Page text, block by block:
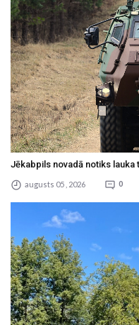
Jēkabpils novadā notiks lauka
augusts 05 , 2026 0